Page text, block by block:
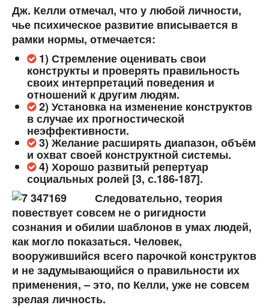
Дж. Келли отмечал, что у любой личности,
чье психическое развитие вписывается в
рамки нормы, отмечается:
1) Стремление оценивать свои
конструкты и проверять правильность
своих интерпретаций поведения и
отношений к другим людям.
2) Установка на изменение конструктов
в случае их прогностической
неэффективности.
3) Желание расширять диапазон, объём
и охват своей конструктной системы.
4) Хорошо развитый репертуар
социальных ролей [3, с.186-187].
Следовательно, теория
повествует совсем не о ригидности
сознания и обилии шаблонов в умах людей,
как могло показаться. Человек,
вооружившийся всего парочкой конструктов
и не задумывающийся о правильности их
применения, – это, по Келли, уже не совсем
зрелая личность.